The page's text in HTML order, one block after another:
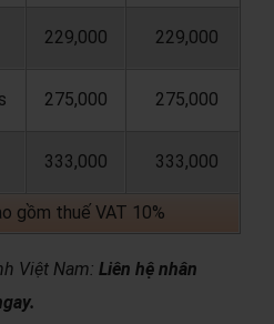
229,000 229,000
275,000 275,000
333,000 333,000
gồm thuế VAT 10%
Việt Nam: Liên hệ nhân